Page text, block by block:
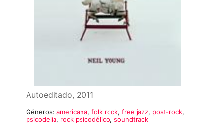
Autoeditado, 2011
Géneros: americana, folk rock, free jazz, post-rock,
psicodelia, rock psicodélico, soundtrack